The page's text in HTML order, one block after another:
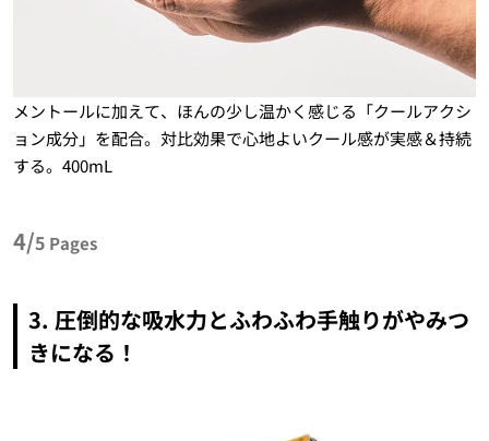
メントールに加えて、ほんの少し温かく感じる「クールアクシ
ョン成分」を配合。対比効果で心地よいクール感が実感＆持続
する。400mL
4/5 Pages
3. 圧倒的な吸水力とふわふわ手触りがやみつ
きになる！